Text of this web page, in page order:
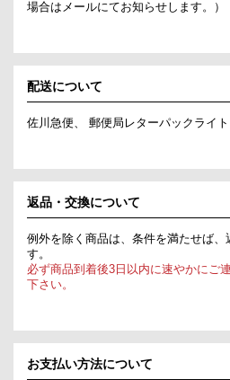
場合はメールにてお知らせします。）
配送について
佐川急便、 郵便局レターパックライ
返品・交換について
例外を除く商品は、条件を満たせば、
す。
必ず商品到着後3日以内に速やかにご
下さい。
お支払い方法について